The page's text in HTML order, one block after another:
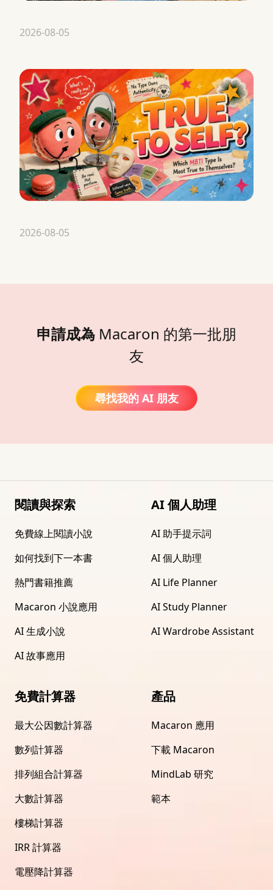
2026-08-05
2026-08-05
申請成為 Macaron 的第一批朋
友
尋找我的 AI 朋友
閱讀與探索
免費線上閱讀小說
如何找到下一本書
熱門書籍推薦
Macaron 小說應用
AI 生成小說
AI 故事應用
AI 個人助理
AI 助手提示詞
AI 個人助理
AI Life Planner
AI Study Planner
AI Wardrobe Assistant
免費計算器
最大公因數計算器
數列計算器
排列組合計算器
大數計算器
樓梯計算器
IRR 計算器
電壓降計算器
產品
Macaron 應用
下載 Macaron
MindLab 研究
範本